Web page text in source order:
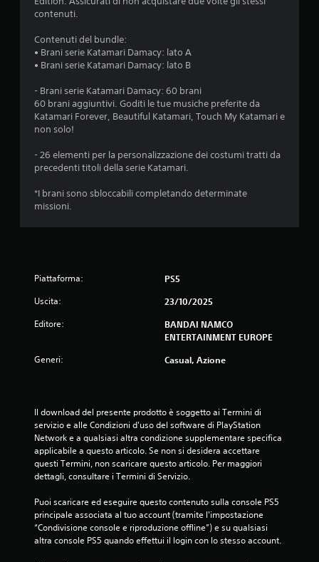
contenuti.
Contenuti del bundle:
• Brani serie Katamari Damacy: lato A
• Brani serie Katamari Damacy: lato B
- Brani serie Katamari Damacy: 60 brani
60 brani aggiuntivi. Goditi le tue musiche preferite da
Katamari Forever, Beautiful Katamari, Touch My Katamari e
non solo!
- 26 elementi per la personalizzazione dei costumi tratti da
precedenti titoli della serie Katamari.
*I brani sono sbloccabili completando determinate
missioni.
Piattaforma: PS5
Uscita: 23/10/2025
Editore:
BANDAI NAMCO
ENTERTAINMENT EUROPE
Generi: Casual, Azione
Il download del presente prodotto è soggetto ai Termini di
servizio e alle Condizioni d'uso del software di PlayStation
Network e a qualsiasi altra condizione supplementare specifica
applicabile a questo articolo. Se non si desidera accettare
questi Termini, non scaricare questo articolo. Per maggiori
dettagli, consultare i Termini di Servizio.
Puoi scaricare ed eseguire questo contenuto sulla console PS5
principale associata al tuo account (tramite l'impostazione
“Condivisione console e riproduzione offline”) e su qualsiasi
altra console PS5 quando effettui il login con lo stesso account.